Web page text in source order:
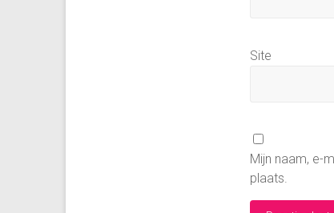
Site
Mijn naam, e-
plaats.